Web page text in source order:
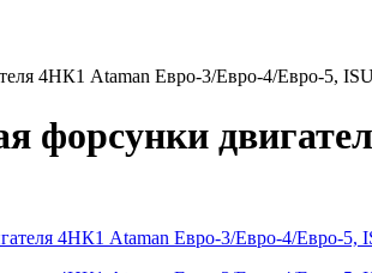
4НК1 Ataman Евро-3/Евро-4/Евро-5,
форсунки